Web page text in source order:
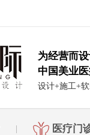
为经营而
中国美业
设计+施工+
医疗门